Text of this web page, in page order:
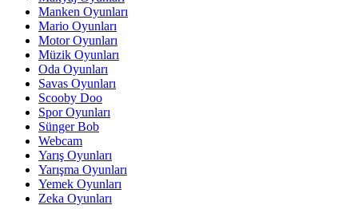
Manken Oyunları
Mario Oyunları
Motor Oyunları
Müzik Oyunları
Oda Oyunları
Savas Oyunları
Scooby Doo
Spor Oyunları
Sünger Bob
Webcam
Yarış Oyunları
Yarışma Oyunları
Yemek Oyunları
Zeka Oyunları